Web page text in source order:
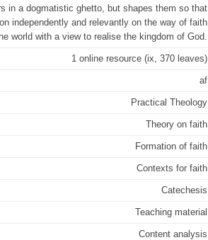
in a dogmatistic ghetto, but shapes them so that
independently and relevantly on the way of faith
world with a view to realise the kingdom of God.
1 online resource (ix, 370 leaves)
af
Practical Theology
Theory on faith
Formation of faith
Contexts for faith
Catechesis
Teaching material
Content analysis